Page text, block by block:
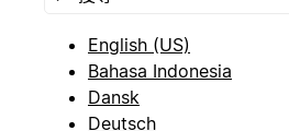
English (US)
Bahasa Indonesia
Dansk
Deutsch